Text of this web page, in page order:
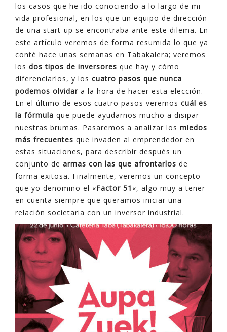
los casos que he ido conociendo a lo largo de mi
vida profesional, en los que un equipo de dirección
de una start-up se encontraba ante este dilema. En
este artículo veremos de forma resumida lo que ya
conté hace unas semanas en Tabakalera; veremos
los dos tipos de inversores que hay y cómo
diferenciarlos, y los cuatro pasos que nunca
podemos olvidar a la hora de hacer esta elección.
En el último de esos cuatro pasos veremos cuál es
la fórmula que puede ayudarnos mucho a disipar
nuestras brumas. Pasaremos a analizar los miedos
más frecuentes que invaden al emprendedor en
estas situaciones, para describir después un
conjunto de armas con las que afrontarlos de
forma exitosa. Finalmente, veremos un concepto
que yo denomino el «Factor 51 «, algo muy a tener
en cuenta siempre que queramos iniciar una
relación societaria con un inversor industrial.